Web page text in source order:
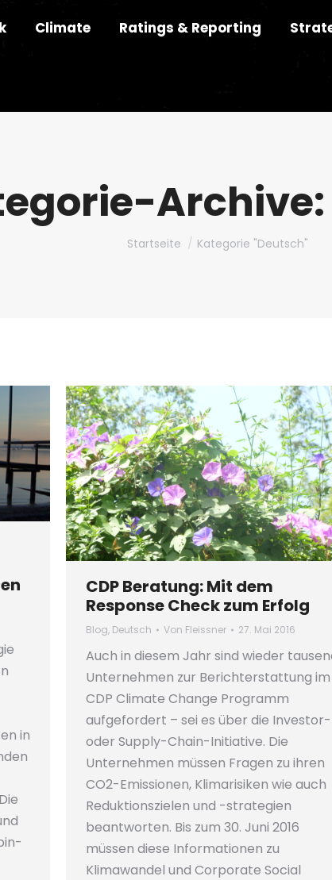
Climate Ratings & Reporting
Archive:
Du bist hier:
Startseite Kategorie "Deutsch"
in
CDP Beratung: Mit dem
Response Check zum Erfolg
Blog, Deutsch Von Fleissner 27. Mai 2016
Auch in diesem Jahr sind wieder
Unternehmen zur Berichterstattung im
CDP Climate Change Programm
aufgefordert – sei es über die Investor-
oder Supply-Chain-Initiative. Die
Unternehmen müssen Fragen zu ihren
CO2-Emissionen, Klimarisiken wie auch
Reduktionszielen und -strategien
beantworten. Bis zum 30. Juni 2016
müssen diese Informationen zu
Klimawandel und Corporate Social